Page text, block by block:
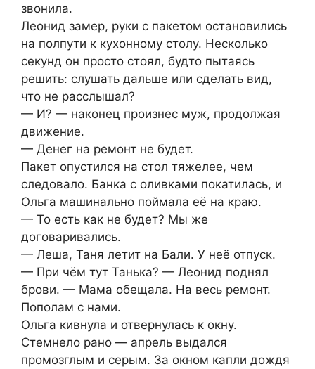
звонила.
Леонид замер, руки с пакетом остановились
на полпути к кухонному столу. Несколько
секунд он просто стоял, будто пытаясь
решить: слушать дальше или сделать вид,
что не расслышал?
— И? — наконец произнес муж, продолжая
движение.
— Денег на ремонт не будет.
Пакет опустился на стол тяжелее, чем
следовало. Банка с оливками покатилась, и
Ольга машинально поймала её на краю.
— То есть как не будет? Мы же
договаривались.
— Леша, Таня летит на Бали. У неё отпуск.
— При чём тут Танька? — Леонид поднял
брови. — Мама обещала. На весь ремонт.
Пополам с нами.
Ольга кивнула и отвернулась к окну.
Стемнело рано — апрель выдался
промозглым и серым. За окном капли дождя